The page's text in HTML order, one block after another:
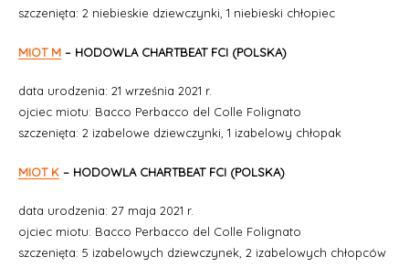
szczenięta: 2 niebieskie dziewczynki, 1 niebieski chłopiec
MIOT M – HODOWLA CHARTBEAT FCI (POLSKA)
data urodzenia: 21 września 2021 r.
ojciec miotu: Bacco Perbacco del Colle Folignato
szczenięta: 2 izabelowe dziewczynki, 1 izabelowy chłopak
MIOT K – HODOWLA CHARTBEAT FCI (POLSKA)
data urodzenia: 27 maja 2021 r.
ojciec miotu: Bacco Perbacco del Colle Folignato
szczenięta: 5 izabelowych dziewczynek, 2 izabelowych chłopców